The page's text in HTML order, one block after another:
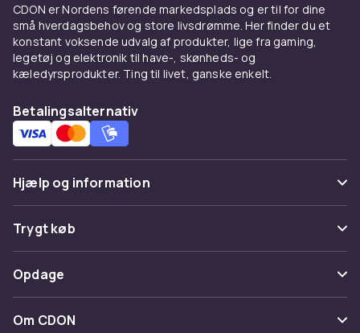
CDON er Nordens førende markedsplads og er til for dine
små hverdagsbehov og store livsdrømme. Her finder du et
konstant voksende udvalg af produkter, lige fra gaming,
legetøj og elektronik til have-, skønheds- og
kæledyrsprodukter. Ting til livet, ganske enkelt.
Betalingsalternativ
Hjælp og information
Ofte stillede spørgsmål
Spor pakke
Fortryd & returner her
Kontakt os
Trygt køb
Betaling
Levering
Opdage
Kategorier
Om CDON